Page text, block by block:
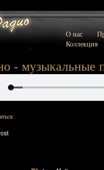
О нас
Коллекция
- музыкальные